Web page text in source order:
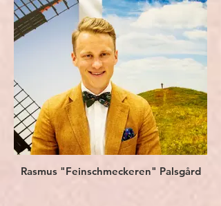
Rasmus "Feinschmeckeren" Palsgård